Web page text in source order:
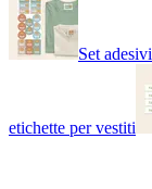
Set
etichette per vestiti